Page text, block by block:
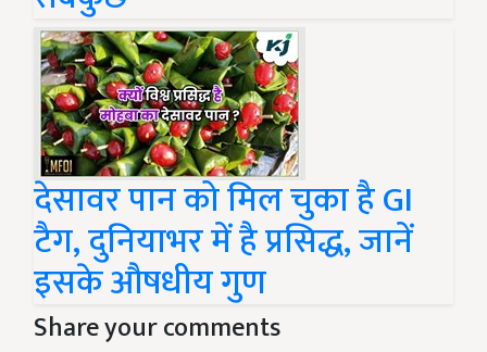
देसावर पान को मिल चुका है GI
टैग, दुनियाभर में है प्रसिद्ध, जानें
इसके औषधीय गुण
Share your comments